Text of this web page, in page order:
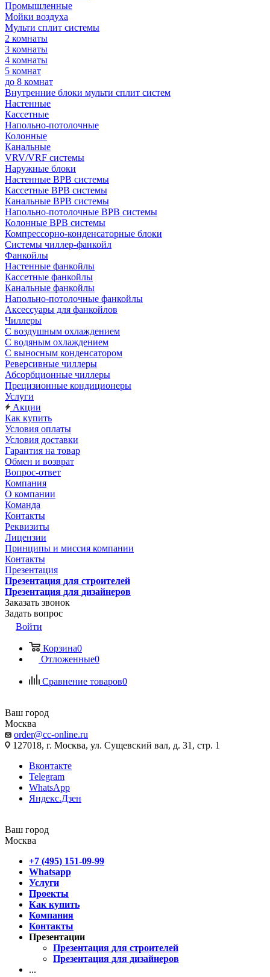
Промышленные
Мойки воздуха
Мульти сплит системы
2 комнаты
3 комнаты
4 комнаты
5 комнат
до 8 комнат
Внутренние блоки мульти сплит систем
Настенные
Кассетные
Напольно-потолочные
Колонные
Канальные
VRV/VRF системы
Наружные блоки
Настенные ВРВ системы
Кассетные ВРВ системы
Канальные ВРВ системы
Напольно-потолочные ВРВ системы
Колонные ВРВ системы
Компрессорно-конденсаторные блоки
Системы чиллер-фанкойл
Фанкойлы
Настенные фанкойлы
Кассетные фанкойлы
Канальные фанкойлы
Напольно-потолочные фанкойлы
Аксессуары для фанкойлов
Чиллеры
С воздушным охлаждением
С водяным охлаждением
С выносным конденсатором
Реверсивные чиллеры
Абсорбционные чиллеры
Прецизионные кондиционеры
Услуги
Акции
Как купить
Условия оплаты
Условия доставки
Гарантия на товар
Обмен и возврат
Вопрос-ответ
Компания
О компании
Команда
Контакты
Реквизиты
Лицензии
Принципы и миссия компании
Контакты
Презентация
Презентация для строителей
Презентация для дизайнеров
Заказать звонок
Задать вопрос
Войти
Корзина0
Отложенные0
Сравнение товаров0
Ваш город
Москва
order@cc-online.ru
127018, г. Москва, ул. Сущевский вал, д. 31, стр. 1
Вконтакте
Telegram
WhatsApp
Яндекс.Дзен
Ваш город
Москва
+7 (495) 151-09-99
Whatsapp
Услуги
Проекты
Как купить
Компания
Контакты
Презентации
Презентация для строителей
Презентация для дизайнеров
...